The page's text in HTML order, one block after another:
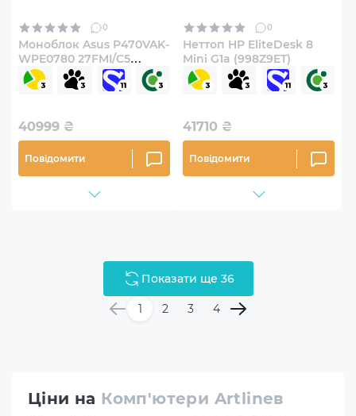
0
Моноблок Asus P470VAK-
WPE0780 27FMI/C5
(90PT03W7-M02ES0)
40999 ₴
Повідомити
0
Неттоп HP EliteDesk 8
Mini G1a (998Z9ET)
41710 ₴
Повідомити
Показати ще 36
1 2 3 4
Ціни на Комп'ютери Artlineв